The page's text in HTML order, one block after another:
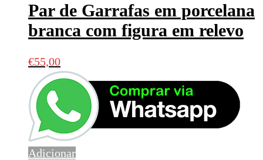
Par de Garrafas em porcelana
branca com figura em relevo
€55,00
Adicionar